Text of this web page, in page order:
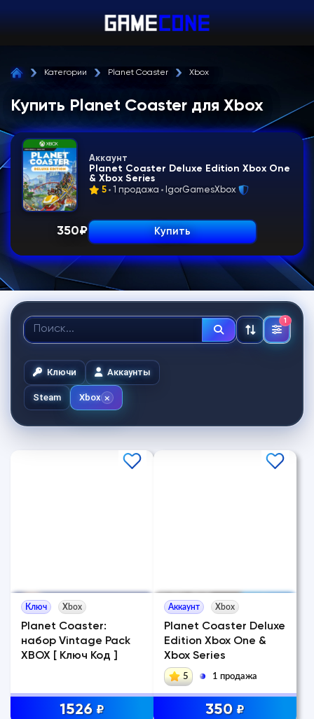
Категории Planet Coaster Xbox
Купить Planet Coaster для Xbox
Аккаунт
Planet Coaster Deluxe Edition Xbox One
& Xbox Series
5 1 продажа IgorGamesXbox
350₽ Купить
1
Ключи Аккаунты
Steam Xbox
Ключ Xbox
Planet Coaster:
набор Vintage Pack
XBOX [ Ключ Код ]
1526 ₽
Аккаунт Xbox
Planet Coaster Deluxe
Edition Xbox One &
Xbox Series
5 1 продажа
350 ₽